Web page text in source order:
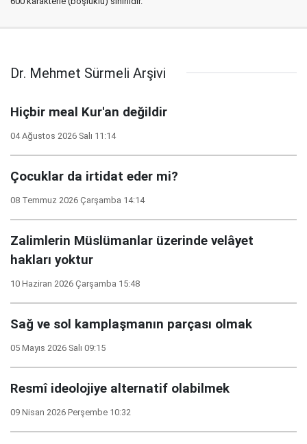
Dr. Mehmet Sürmeli Arşivi
Hiçbir meal Kur'an değildir
04 Ağustos 2026 Salı 11:14
Çocuklar da irtidat eder mi?
08 Temmuz 2026 Çarşamba 14:14
Zalimlerin Müslümanlar üzerinde velâyet
hakları yoktur
10 Haziran 2026 Çarşamba 15:48
Sağ ve sol kamplaşmanın parçası olmak
05 Mayıs 2026 Salı 09:15
Resmî ideolojiye alternatif olabilmek
09 Nisan 2026 Perşembe 10:32